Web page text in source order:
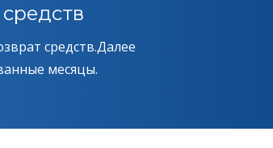
средств.Далее
месяцы.